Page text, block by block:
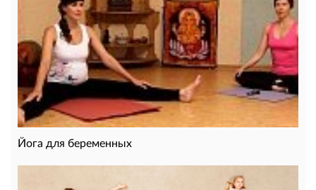
Йога для беременных